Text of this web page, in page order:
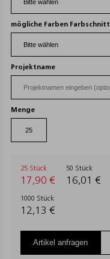
mögliche Farben Farbschnitt
Projektname
Menge
25 Stück
17,90 €
50 Stück
16,01 €
1000 Stück
12,13 €
Artikel anfragen